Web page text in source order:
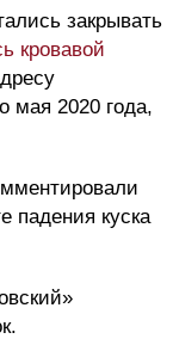
закрывать
кровавой
мая 2020 года,
падения куска